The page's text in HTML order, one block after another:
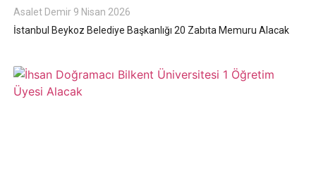
Asalet Demir 9 Nisan 2026
İstanbul Beykoz Belediye Başkanlığı 20 Zabıta Memuru Alacak